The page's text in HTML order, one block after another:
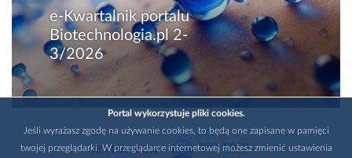
e-Kwartalnik portalu
Biotechnologia.pl 2-
3/2026
WYDAWCA
Portal wykorzystuje pliki cookies.
Jeśli wyrażasz zgodę na używanie cookies, to będą one zapisane w pamięci
twojej przeglądarki. W przeglądarce internetowej możesz zmienić ustawienia